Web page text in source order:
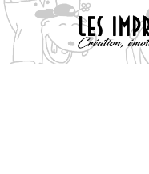
Aller
au
contenu